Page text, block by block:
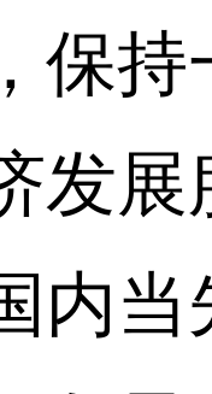
保
发
内